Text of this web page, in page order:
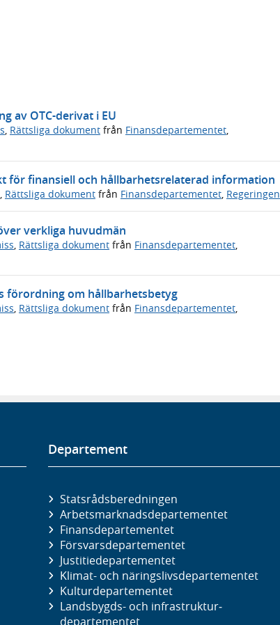
av OTC-derivat i EU
, Rättsliga dokument från Finansdepartementet,
för finansiell och hållbarhetsrelaterad information
, Rättsliga dokument från Finansdepartementet, Regeringen
verkliga huvudmän
Rättsliga dokument från Finansdepartementet
förordning om hållbarhetsbetyg
, Rättsliga dokument från Finansdepartementet,
Departement
Statsrådsberedningen
Arbetsmarknads­departementet
Finans­departementet
Försvars­departementet
Justitie­departementet
Klimat- och näringslivs­departementet
Kultur­departementet
Landsbygds- och infrastruktur­
departementet